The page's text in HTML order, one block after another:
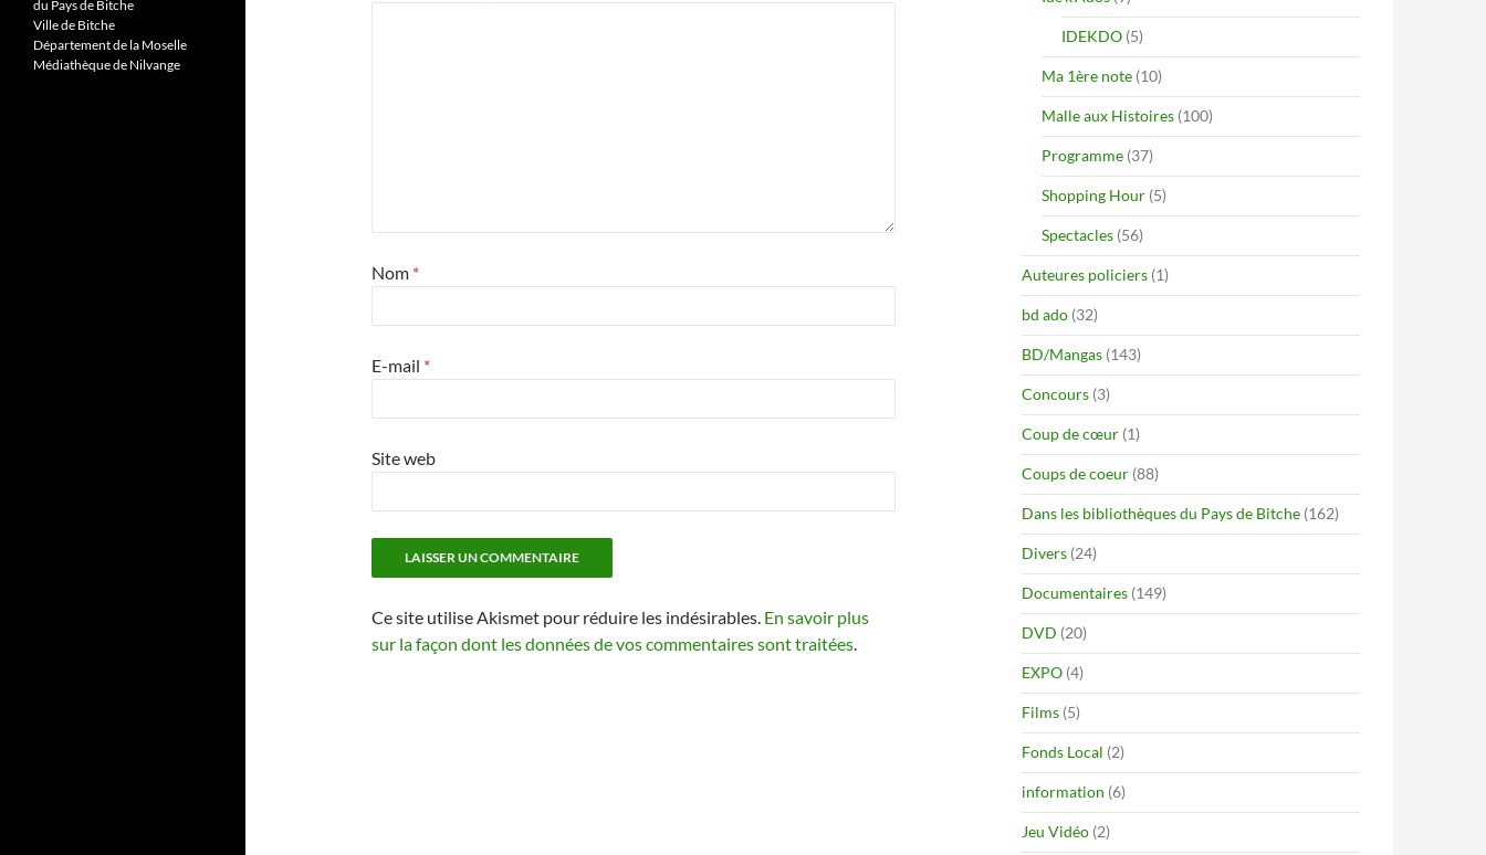
Nom *
E-mail *
Site web
Ce site utilise Akismet pour réduire les indésirables. En savoir plus
sur la façon dont les données de vos commentaires sont traitées.
IDEKDO (5)
Ma 1ère note (10)
Malle aux Histoires (100)
Programme (37)
Shopping Hour (5)
Spectacles (56)
Auteures policiers (1)
bd ado (32)
BD/Mangas (143)
Concours (3)
Coup de cœur (1)
Coups de coeur (88)
Dans les bibliothèques du Pays de Bitche (162)
Divers (24)
Documentaires (149)
DVD (20)
EXPO (4)
Films (5)
Fonds Local (2)
information (6)
Jeu Vidéo (2)
du Pays de Bitche
Ville de Bitche
Département de la Moselle
Médiathèque de Nilvange